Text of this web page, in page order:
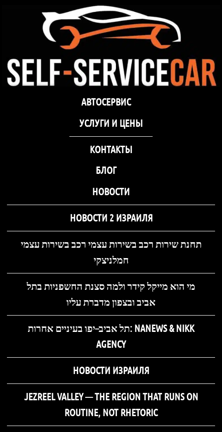
самообслуживания Self-
Service Car Хмельницкий
Автосервис СТО
самообслуживания Self-
Service Car Хмельницкий
Автосервис СТО самообслуживания Self-
АВТОСЕРВИС
УCЛУГИ И ЦЕНЫ
КОНТАКТЫ
БЛОГ
НОВОСТИ
НОВОСТИ 2 ИЗРАИЛЯ
תחנת שירות רכב בשירות עצמי רכב בשירות עצמי
חמלניצקי
מי הוא מייקל קידר ולמה סצנת החשפניות בתל
אביב ובצפון מדברת עליו
תל אביב–יפו בעיניים אחרות: NANEWS & NIKK
AGENCY
НОВОСТИ ИЗРАИЛЯ
JEZREEL VALLEY — THE REGION THAT RUNS ON
ROUTINE, NOT RHETORIC